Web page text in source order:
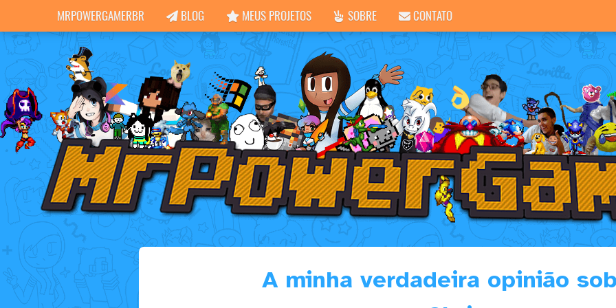
MRPOWERGAMERBR BLOG MEUS PROJETOS SOBRE CONTATO
A minha verdadeira opinião